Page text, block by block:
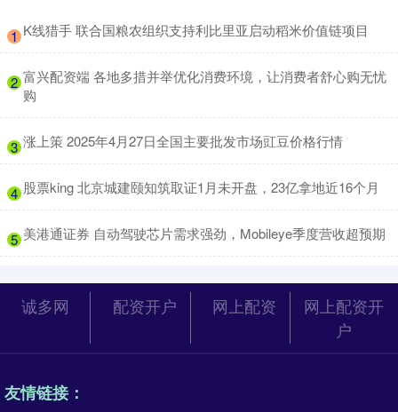
1 ​K线猎手 联合国粮农组织支持利比里亚启动稻米价值链项目
2 ​富兴配资端 各地多措并举优化消费环境，让消费者舒心购无忧
购
3 ​涨上策 2025年4月27日全国主要批发市场豇豆价格行情
4 ​股票king 北京城建颐知筑取证1月未开盘，23亿拿地近16个月
5 ​美港通证券 自动驾驶芯片需求强劲，Mobileye季度营收超预期
诚多网 配资开户 网上配资
网上配资开
户
友情链接：